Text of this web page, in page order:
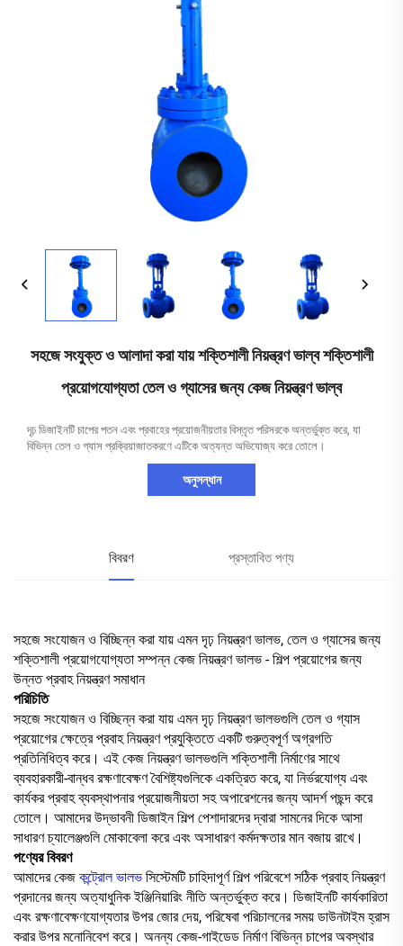
সহজে সংযুক্ত ও আলাদা করা যায় শক্তিশালী নিয়ন্ত্রণ ভাল্ব শক্তিশালী
প্রয়োগযোগ্যতা তেল ও গ্যাসের জন্য কেজ নিয়ন্ত্রণ ভাল্ব
দৃঢ় ডিজাইনটি চাপের পতন এবং প্রবাহের প্রয়োজনীয়তার বিস্তৃত পরিসরকে অন্তর্ভুক্ত করে, যা
বিভিন্ন তেল ও গ্যাস প্রক্রিয়াজাতকরণে এটিকে অত্যন্ত অভিযোজ্য করে তোলে।
অনুসন্ধান
বিবরণ প্রস্তাবিত পণ্য
সহজে সংযোজন ও বিচ্ছিন্ন করা যায় এমন দৃঢ় নিয়ন্ত্রণ ভালভ, তেল ও গ্যাসের জন্য
শক্তিশালী প্রয়োগযোগ্যতা সম্পন্ন কেজ নিয়ন্ত্রণ ভালভ - শিল্প প্রয়োগের জন্য
উন্নত প্রবাহ নিয়ন্ত্রণ সমাধান
পরিচিতি
সহজে সংযোজন ও বিচ্ছিন্ন করা যায় এমন দৃঢ় নিয়ন্ত্রণ ভালভগুলি তেল ও গ্যাস
প্রয়োগের ক্ষেত্রে প্রবাহ নিয়ন্ত্রণ প্রযুক্তিতে একটি গুরুত্বপূর্ণ অগ্রগতি
প্রতিনিধিত্ব করে। এই কেজ নিয়ন্ত্রণ ভালভগুলি শক্তিশালী নির্মাণের সাথে
ব্যবহারকারী-বান্ধব রক্ষণাবেক্ষণ বৈশিষ্ট্যগুলিকে একত্রিত করে, যা নির্ভরযোগ্য এবং
কার্যকর প্রবাহ ব্যবস্থাপনার প্রয়োজনীয়তা সহ অপারেশনের জন্য আদর্শ পছন্দ করে
তোলে। আমাদের উদ্ভাবনী ডিজাইন শিল্প পেশাদারদের দ্বারা সামনের দিকে আসা
সাধারণ চ্যালেঞ্জগুলি মোকাবেলা করে এবং অসাধারণ কর্মদক্ষতার মান বজায় রাখে।
পণ্যের বিবরণ
আমাদের কেজ কন্ট্রোল ভালভ সিস্টেমটি চাহিদাপূর্ণ শিল্প পরিবেশে সঠিক প্রবাহ নিয়ন্ত্রণ
প্রদানের জন্য অত্যাধুনিক ইঞ্জিনিয়ারিং নীতি অন্তর্ভুক্ত করে। ডিজাইনটি কার্যকারিতা
এবং রক্ষণাবেক্ষণযোগ্যতার উপর জোর দেয়, পরিষেবা পরিচালনের সময় ডাউনটাইম হ্রাস
করার উপর মনোনিবেশ করে। অনন্য কেজ-গাইডেড নির্মাণ বিভিন্ন চাপের অবস্থার